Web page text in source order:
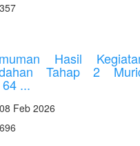
357
Hasil
Tahap 2
...
08 Feb 2026
696